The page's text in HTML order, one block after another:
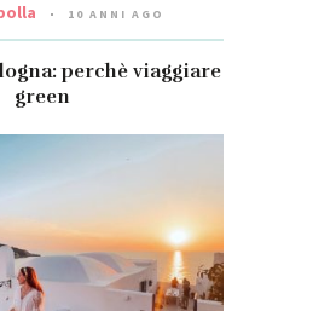
10 ANNI AGO
perchè viaggiare
green